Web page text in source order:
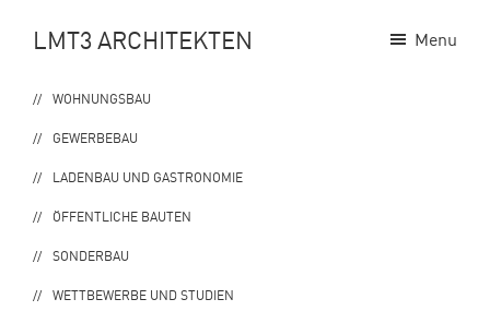
Hauptnavigation
InhaltLMT3 ARCHITEKTEN Menu
WOHNUNGSBAU
GEWERBEBAU
LADENBAU UND GASTRONOMIE
ÖFFENTLICHE BAUTEN
SONDERBAU
WETTBEWERBE UND STUDIEN